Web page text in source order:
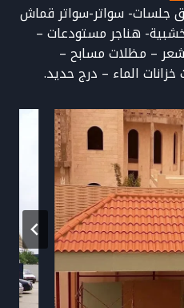
جلسات- سواتر-سواتر قماش
هناجر مستودعات –
– مظلات مسابح –
الماء – درج حديد.